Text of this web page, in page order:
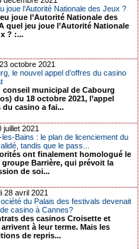
joue l’Autorité Nationale des Jeux ?
joue l’Autorité Nationale des
quel jeu joue l’Autorité Nationale
? :...
octobre 2021
le nouvel appel d’offres du casino
conseil municipal de Cabourg
du 18 octobre 2021, l’appel
du casino a fai...
juillet 2021
les-Bains : le plan de licenciement du
tandis que le pass...
ont finalement homologué le
groupe Barrière, qui prévoit la
de soi...
28 avril 2021
du Palais des festivals devenait
casino à Cannes?
des casinos Croisette et
à leur terme. Mais les
de repris...